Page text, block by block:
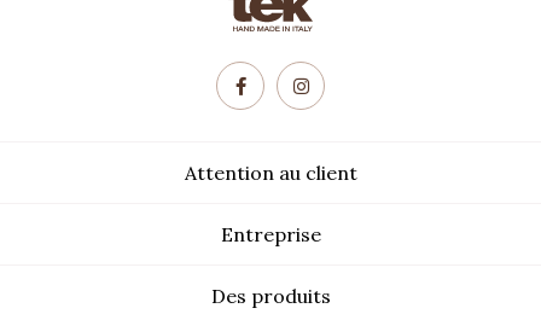
Attention au client
Entreprise
Des produits